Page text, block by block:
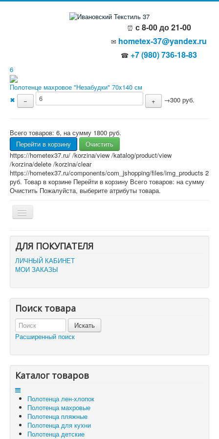
⏰ с 8-00 до 21-00
✉ hometex-37@yandex.ru
☎ +7 (980) 736-18-83
6
Полотенце махровое "Незабудки" 70x140 см
✖
− + →300 руб.
Всего товаров: 6, на сумму 1800 руб.
Перейти в корзину
Очистить
https://hometex37.ru/ /korzina/view /katalog/product/view
/korzina/delete /korzina/clear
https://hometex37.ru/components/com_jshopping/files/img_products 2
руб. Товар в корзине Перейти в корзину Всего товаров: на сумму
Очистить Пожалуйста, выберите атрибуты товара.
Главная
О компании
Политика безопасности
Пользовательское соглашение
Корзина
Отложенные товары
Вы здесь: Главная
ДЛЯ ПОКУПАТЕЛЯ
ЛИЧНЫЙ КАБИНЕТ
МОИ ЗАКАЗЫ
Поиск товара
Расширенный поиск
Каталог товаров
Полотенца лен-хлопок
Полотенца махровые
Полотенца пляжные
Полотенца для кухни
Полотенца детские